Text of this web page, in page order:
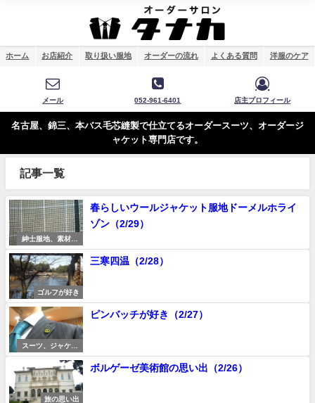
ホーム お店紹介 取り扱い服地 オーダーの流れ よくある質問 洋服のケア
メール 052-961-6401 店主プロフィール
名古屋、錦三、本バス毛芯縫製で仕立てるオーダースーツ、オーダージ
ャケット専門店です。
記事一覧
紳士服地、素材研
究
春らしいウールジャケット服地ドーメルホライ
ゾン（2/29）
ゴルフが好き
三寒四温（2/28）
スーツ、ジャケッ
トの着こなし
ピンバッチが好き（2/27）
旅の思い出
ボルゲーゼ美術館の思い出（2/26）